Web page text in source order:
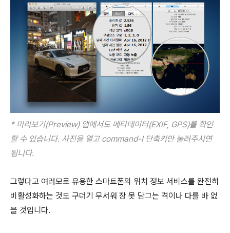
* 미리보기(Preview) 앱에서도 메타데이터(EXIF, GPS)를 확인
할 수 있습니다. 사진을 열고 command-I 단축키만 눌러주시면
됩니다.
그렇다고 여러모로 유용한 스마트폰의 위치 정보 서비스를 완전히
비활성화하는 것도 구더기 무서워 장 못 담그는 격이나 다를 바 없
을 것입니다.